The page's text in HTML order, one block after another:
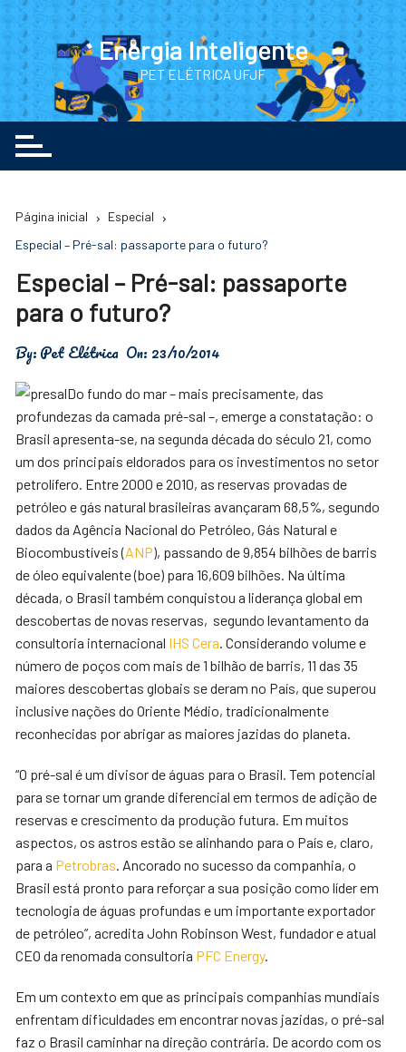
Ir
para
o
conteúdo
Energia Inteligente
PET ELÉTRICA UFJF
Página inicial
Especial
Especial – Pré-sal: passaporte para o futuro?
Especial – Pré-sal: passaporte
para o futuro?
By:Pet Elétrica On: 23/10/2014
Do fundo do mar – mais precisamente, das
profundezas da camada pré-sal –, emerge a constatação: o
Brasil apresenta-se, na segunda década do século 21, como
um dos principais eldorados para os investimentos no setor
petrolífero. Entre 2000 e 2010, as reservas provadas de
petróleo e gás natural brasileiras avançaram 68,5%, segundo
dados da Agência Nacional do Petróleo, Gás Natural e
Biocombustíveis (ANP), passando de 9,854 bilhões de barris
de óleo equivalente (boe) para 16,609 bilhões. Na última
década, o Brasil também conquistou a liderança global em
descobertas de novas reservas, segundo levantamento da
consultoria internacional IHS Cera. Considerando volume e
número de poços com mais de 1 bilhão de barris, 11 das 35
maiores descobertas globais se deram no País, que superou
inclusive nações do Oriente Médio, tradicionalmente
reconhecidas por abrigar as maiores jazidas do planeta.
“O pré-sal é um divisor de águas para o Brasil. Tem potencial
para se tornar um grande diferencial em termos de adição de
reservas e crescimento da produção futura. Em muitos
aspectos, os astros estão se alinhando para o País e, claro,
para a Petrobras. Ancorado no sucesso da companhia, o
Brasil está pronto para reforçar a sua posição como líder em
tecnologia de águas profundas e um importante exportador
de petróleo”, acredita John Robinson West, fundador e atual
CEO da renomada consultoria PFC Energy.
Em um contexto em que as principais companhias mundiais
enfrentam dificuldades em encontrar novas jazidas, o pré-sal
faz o Brasil caminhar na direção contrária. De acordo com os